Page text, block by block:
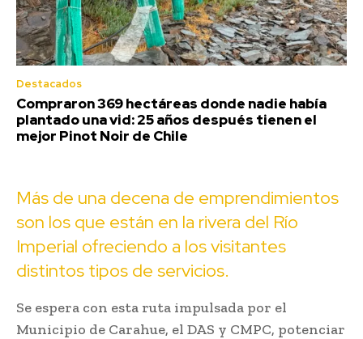
Destacados
Compraron 369 hectáreas donde nadie había
plantado una vid: 25 años después tienen el
mejor Pinot Noir de Chile
Más de una decena de emprendimientos
son los que están en la rivera del Río
Imperial ofreciendo a los visitantes
distintos tipos de servicios.
Se espera con esta ruta impulsada por el
Municipio de Carahue, el DAS y CMPC, potenciar